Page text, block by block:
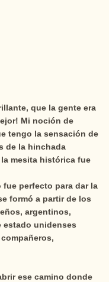
que la gente era
Mi noción de
tengo la sensación de
de la hinchada
mesita histórica fue
fue perfecto para dar la
formó a partir de los
argentinos,
estado unidenses
ese camino donde